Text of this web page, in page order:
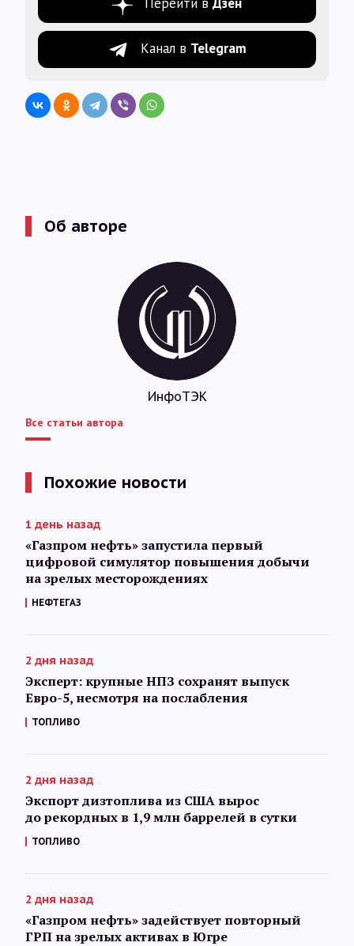
Канал в Telegram
Об авторе
ИнфоТЭК
Все статьи автора
Похожие новости
1 день назад
«Газпром нефть» запустила первый
цифровой симулятор повышения добычи
на зрелых месторождениях
НЕФТЕГАЗ
2 дня назад
Эксперт: крупные НПЗ сохранят выпуск
Евро-5, несмотря на послабления
ТОПЛИВО
2 дня назад
Экспорт дизтоплива из США вырос
до рекордных в 1,9 млн баррелей в сутки
ТОПЛИВО
2 дня назад
«Газпром нефть» задействует повторный
ГРП на зрелых активах в Югре